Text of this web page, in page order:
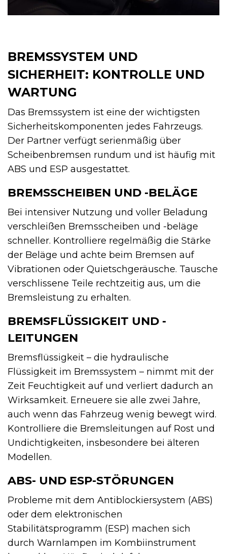
BREMSSYSTEM UND
SICHERHEIT: KONTROLLE UND
WARTUNG
Das Bremssystem ist eine der wichtigsten
Sicherheitskomponenten jedes Fahrzeugs.
Der Partner verfügt serienmäßig über
Scheibenbremsen rundum und ist häufig mit
ABS und ESP ausgestattet.
BREMSSCHEIBEN UND -BELÄGE
Bei intensiver Nutzung und voller Beladung
verschleißen Bremsscheiben und -beläge
schneller. Kontrolliere regelmäßig die Stärke
der Beläge und achte beim Bremsen auf
Vibrationen oder Quietschgeräusche. Tausche
verschlissene Teile rechtzeitig aus, um die
Bremsleistung zu erhalten.
BREMSFLÜSSIGKEIT UND -
LEITUNGEN
Bremsflüssigkeit – die hydraulische
Flüssigkeit im Bremssystem – nimmt mit der
Zeit Feuchtigkeit auf und verliert dadurch an
Wirksamkeit. Erneuere sie alle zwei Jahre,
auch wenn das Fahrzeug wenig bewegt wird.
Kontrolliere die Bremsleitungen auf Rost und
Undichtigkeiten, insbesondere bei älteren
Modellen.
ABS- UND ESP-STÖRUNGEN
Probleme mit dem Antiblockiersystem (ABS)
oder dem elektronischen
Stabilitätsprogramm (ESP) machen sich
durch Warnlampen im Kombiinstrument